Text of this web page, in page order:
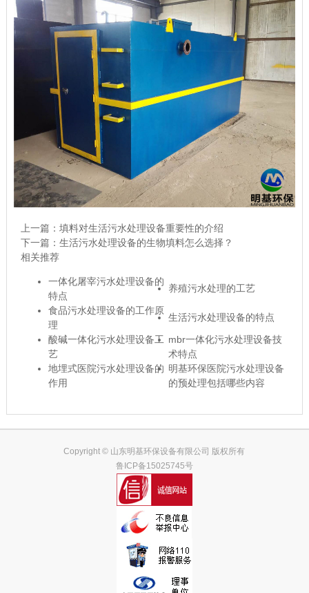
上一篇： 填料对生活污水处理设备重要性的介绍
下一篇： 生活污水处理设备的生物填料怎么选择？
相关推荐
一体化屠宰污水处理设备的
特点
养殖污水处理的工艺
食品污水处理设备的工作原
理
生活污水处理设备的特点
酸碱一体化污水处理设备工
艺
mbr一体化污水处理设备技
术特点
地埋式医院污水处理设备的
作用
明基环保医院污水处理设备
的预处理包括哪些内容
Copyright © 山东明基环保设备有限公司 版权所有
鲁ICP备15025745号